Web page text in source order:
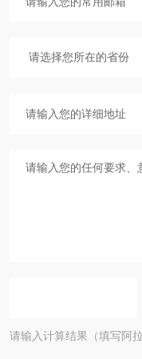
请输入计算结果（填写阿